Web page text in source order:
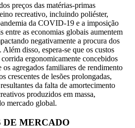
preços das matérias-primas
recreativo, incluindo poliéster,
da COVID-19 e a imposição
entre as economias globais aumentem
negativamente a procura dos
disso, espera-se que os custos
ergonomicamente concebidos
agregados familiares de rendimento
crescentes de lesões prolongadas,
da falta de amortecimento
produzidos em massa,
mercado global.
DE MERCADO